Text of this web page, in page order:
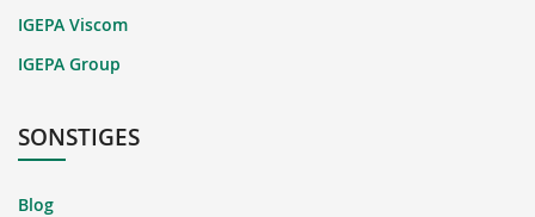
IGEPA Viscom
IGEPA Group
SONSTIGES
Blog